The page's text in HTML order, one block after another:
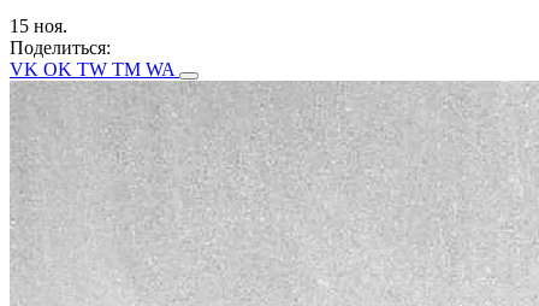
15 ноя.
Поделиться:
VK OK TW TM WA